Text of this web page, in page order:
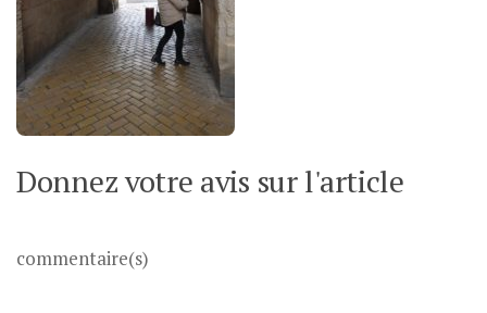
Donnez votre avis sur l'article
commentaire(s)